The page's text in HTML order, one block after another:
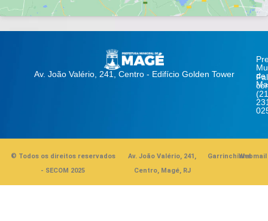
Av. João Valério, 241, Centro - Edifício Golden Tower
de
© Todos os direitos reservados
- SECOM 2025
Av. João Valério, 241,
Centro, Magé, RJ
GarrinchinhaWebmail